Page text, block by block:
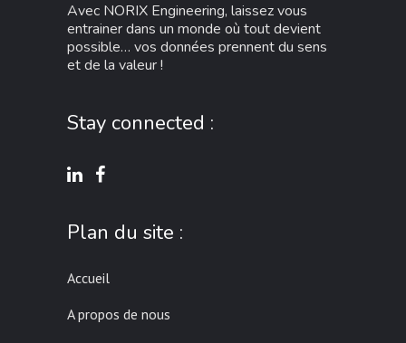
Avec NORIX Engineering, laissez vous
entrainer dans un monde où tout devient
possible… vos données prennent du sens
et de la valeur !
Stay connected :
Plan du site :
Accueil
A propos de nous